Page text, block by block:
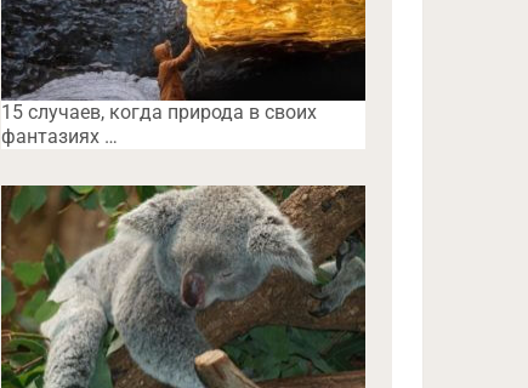
15 случаев, когда природа в своих
фантазиях …